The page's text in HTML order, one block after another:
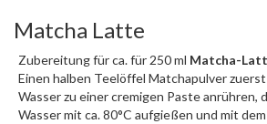
Matcha Latte
Zubereitung für ca. für 250 ml Matcha-
Einen halben Teelöffel Matchapulver
Wasser zu einer cremigen Paste anrühren,
Wasser mit ca. 80°C aufgießen und mit